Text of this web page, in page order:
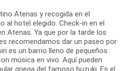
Atenas y recogida en el
al hotel elegido. Check-in en el
Atenas. Ya que por la tarde los
recomendamos dar un paseo por
es un barrio lleno de pequeños
música en vivo. Aquí pueden
griega del famoso buzuki. Es el